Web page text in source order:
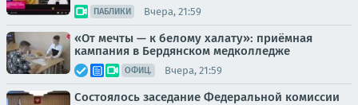
ПАБЛИКИ Вчера, 21:59
«От мечты — к белому халату»: приёмная
кампания в Бердянском медколледже
ОФИЦ. Вчера, 21:59
Состоялось заседание Федеральной комиссии